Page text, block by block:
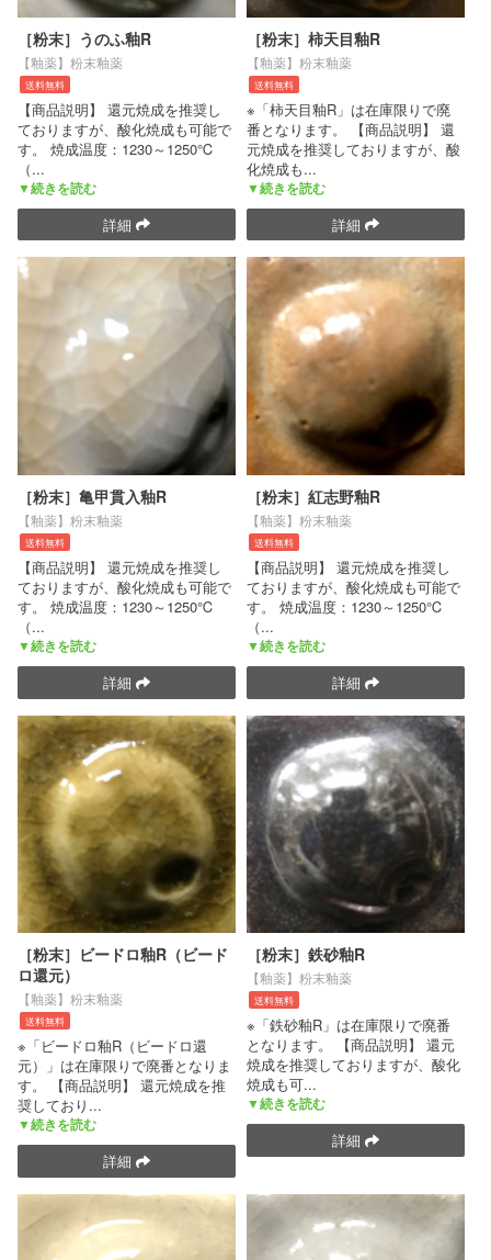
［粉末］うのふ釉R
【釉薬】粉末釉薬
送料無料
【商品説明】 還元焼成を推奨し
ておりますが、酸化焼成も可能で
す。 焼成温度：1230～1250℃
（...
▼続きを読む
詳細
［粉末］柿天目釉R
【釉薬】粉末釉薬
送料無料
※「柿天目釉R」は在庫限りで廃
番となります。 【商品説明】 還
元焼成を推奨しておりますが、酸
化焼成も...
▼続きを読む
詳細
［粉末］亀甲貫入釉R
【釉薬】粉末釉薬
送料無料
【商品説明】 還元焼成を推奨し
ておりますが、酸化焼成も可能で
す。 焼成温度：1230～1250℃
（...
▼続きを読む
詳細
［粉末］紅志野釉R
【釉薬】粉末釉薬
送料無料
【商品説明】 還元焼成を推奨し
ておりますが、酸化焼成も可能で
す。 焼成温度：1230～1250℃
（...
▼続きを読む
詳細
［粉末］ビードロ釉R（ビード
ロ還元）
【釉薬】粉末釉薬
送料無料
※「ビードロ釉R（ビードロ還
元）」は在庫限りで廃番となりま
す。 【商品説明】 還元焼成を推
奨しており ...
▼続きを読む
詳細
［粉末］鉄砂釉R
【釉薬】粉末釉薬
送料無料
※「鉄砂釉R」は在庫限りで廃番
となります。 【商品説明】 還元
焼成を推奨しておりますが、酸化
焼成も可...
▼続きを読む
詳細